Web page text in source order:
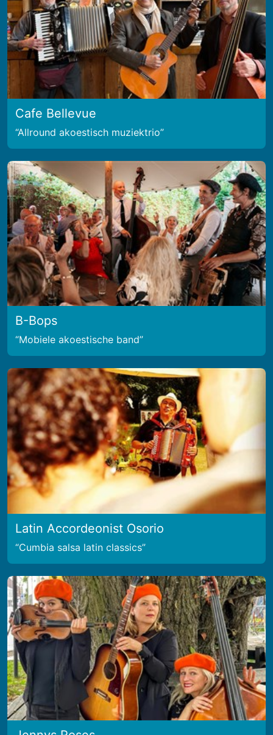
Cafe Bellevue
Allround akoestisch muziektrio
B-Bops
Mobiele akoestische band
Latin Accordeonist Osorio
Cumbia salsa latin classics